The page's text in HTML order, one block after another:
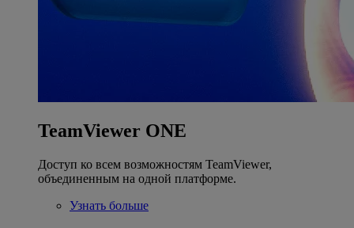
TeamViewer ONE
Доступ ко всем возможностям TeamViewer,
объединенным на одной платформе.
Узнать больше